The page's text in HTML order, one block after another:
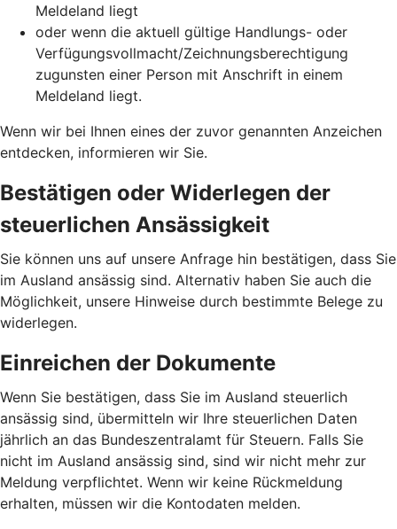
Meldeland liegt
oder wenn die aktuell gültige Handlungs- oder
Verfügungsvollmacht/Zeichnungsberechtigung
zugunsten einer Person mit Anschrift in einem
Meldeland liegt.
Wenn wir bei Ihnen eines der zuvor genannten Anzeichen
entdecken, informieren wir Sie.
Bestätigen oder Widerlegen der
steuerlichen Ansässigkeit
Sie können uns auf unsere Anfrage hin bestätigen, dass Sie
im Ausland ansässig sind. Alternativ haben Sie auch die
Möglichkeit, unsere Hinweise durch bestimmte Belege zu
widerlegen.
Einreichen der Dokumente
Wenn Sie bestätigen, dass Sie im Ausland steuerlich
ansässig sind, übermitteln wir Ihre steuerlichen Daten
jährlich an das Bundeszentralamt für Steuern. Falls Sie
nicht im Ausland ansässig sind, sind wir nicht mehr zur
Meldung verpflichtet. Wenn wir keine Rückmeldung
erhalten, müssen wir die Kontodaten melden.